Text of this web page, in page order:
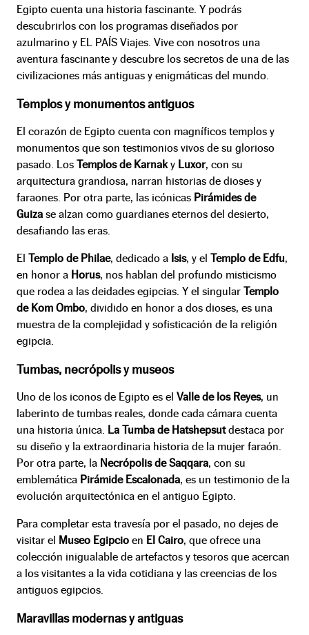
Egipto cuenta una historia fascinante. Y podrás
descubrirlos con los programas diseñados por
azulmarino y EL PAÍS Viajes. Vive con nosotros una
aventura fascinante y descubre los secretos de una de las
civilizaciones más antiguas y enigmáticas del mundo.
Templos y monumentos antiguos
El corazón de Egipto cuenta con magníficos templos y
monumentos que son testimonios vivos de su glorioso
pasado. Los Templos de Karnaky Luxor, con su
arquitectura grandiosa, narran historias de dioses y
faraones. Por otra parte, las icónicas Pirámides de
Guiza se alzan como guardianes eternos del desierto,
desafiando las eras.
El Templo de Philae, dedicado a Isis, y el Templo de Edfu,
en honor a Horus, nos hablan del profundo misticismo
que rodea a las deidades egipcias. Y el singular Templo
de Kom Ombo, dividido en honor a dos dioses, es una
muestra de la complejidad y sofisticación de la religión
egipcia.
Tumbas, necrópolis y museos
Uno de los iconos de Egipto es el Valle de los Reyes, un
laberinto de tumbas reales, donde cada cámara cuenta
una historia única. La Tumba de Hatshepsutdestaca por
su diseño y la extraordinaria historia de la mujer faraón.
Por otra parte, la Necrópolis de Saqqara, con su
emblemática Pirámide Escalonada, es un testimonio de la
evolución arquitectónica en el antiguo Egipto.
Para completar esta travesía por el pasado, no dejes de
visitar el Museo Egipcio en El Cairo, que ofrece una
colección inigualable de artefactos y tesoros que acercan
a los visitantes a la vida cotidiana y las creencias de los
antiguos egipcios.
Maravillas modernas y antiguas